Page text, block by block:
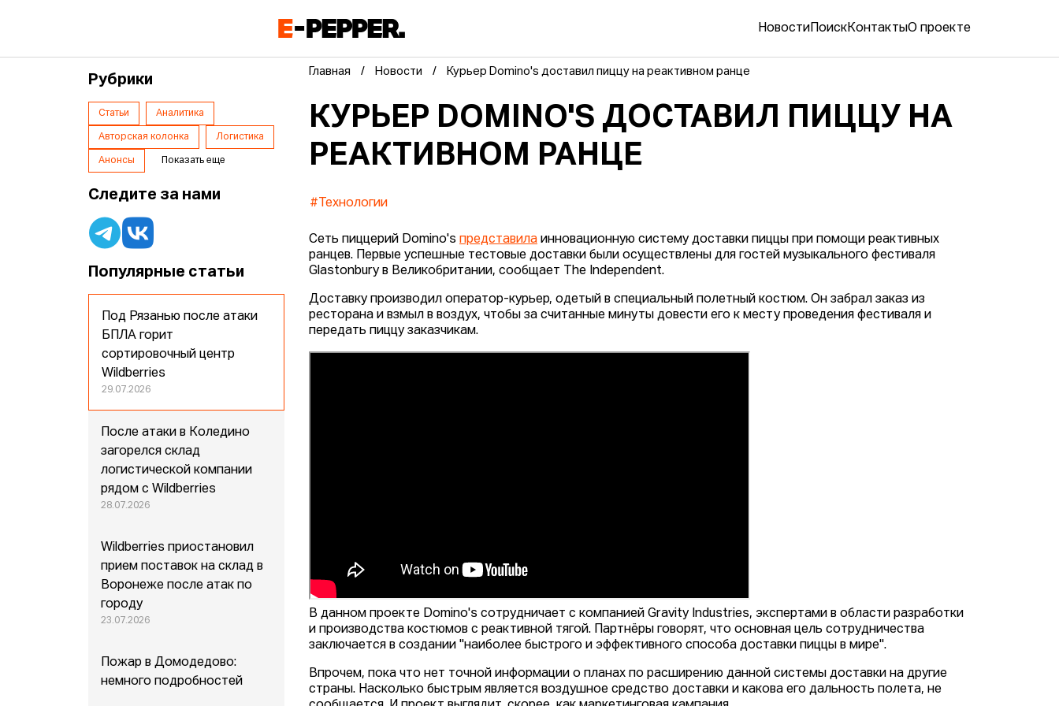
Новости ПоискКонтактыО проекте
Главная Новости Курьер Domino's доставил пиццу на реактивном ранце
КУРЬЕР DOMINO'S ДОСТАВИЛ ПИЦЦУ НА
РЕАКТИВНОМ РАНЦЕ
#Технологии
Сеть пиццерий Domino'sпредставила инновационную систему доставки пиццы при помощи реактивных
ранцев. Первые успешные тестовые доставки были осуществлены для гостей музыкального фестиваля
Glastonbury в Великобритании, сообщает The Independent.
Доставку производил оператор-курьер, одетый в специальный полетный костюм. Он забрал заказ из
ресторана и взмыл в воздух, чтобы за считанные минуты довести его к месту проведения фестиваля и
передать пиццу заказчикам.
В данном проекте Domino's сотрудничает с компанией Gravity Industries, экспертами в области разработки
и производства костюмов с реактивной тягой. Партнёры говорят, что основная цель сотрудничества
заключается в создании "наиболее быстрого и эффективного способа доставки пиццы в мире".
Впрочем, пока что нет точной информации о планах по расширению данной системы доставки на другие
страны. Насколько быстрым является воздушное средство доставки и какова его дальность полета, не
Рубрики
Статьи Аналитика
Авторская колонка Логистика
Анонсы Показать еще
Следите за нами
Популярные статьи
Под Рязанью после атаки
БПЛА горит
сортировочный центр
Wildberries
29.07.2026
После атаки в Коледино
загорелся склад
логистической компании
рядом с Wildberries
28.07.2026
Wildberries приостановил
прием поставок на склад в
Воронеже после атак по
городу
23.07.2026
Пожар в Домодедово:
немного подробностей